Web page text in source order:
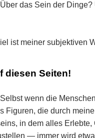
das Sein der
ist meiner subjektiven
diesen Seiten!
wenn die
die durch
in dem alles
— immer wird